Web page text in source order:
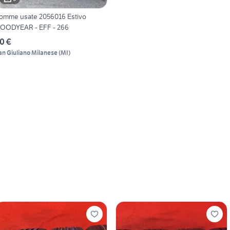
usate 2056016 Estivo
- EFF - 266
€
Giuliano Milanese(MI)